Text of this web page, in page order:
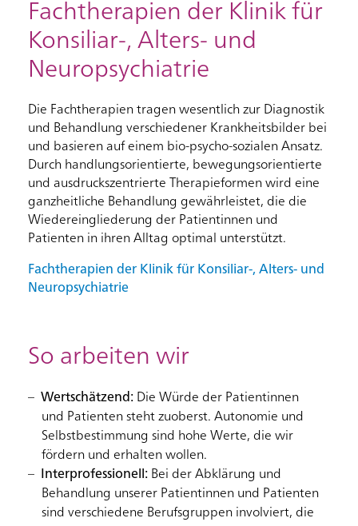
Fachtherapien der Klinik für
Konsiliar-, Alters- und
Neuropsychiatrie
Die Fachtherapien tragen wesentlich zur Diagnostik
und Behandlung verschiedener Krankheitsbilder bei
und basieren auf einem bio-psycho-sozialen Ansatz.
Durch handlungsorientierte, bewegungsorientierte
und ausdruckszentrierte Therapieformen wird eine
ganzheitliche Behandlung gewährleistet, die die
Wiedereingliederung der Patientinnen und
Patienten in ihren Alltag optimal unterstützt.
Fachtherapien der Klinik für Konsiliar-, Alters- und
Neuropsychiatrie
So arbeiten wir
Wertschätzend: Die Würde der Patientinnen
und Patienten steht zuoberst. Autonomie und
Selbstbestimmung sind hohe Werte, die wir
fördern und erhalten wollen.
Interprofessionell: Bei der Abklärung und
Behandlung unserer Patientinnen und Patienten
sind verschiedene Berufsgruppen involviert, die